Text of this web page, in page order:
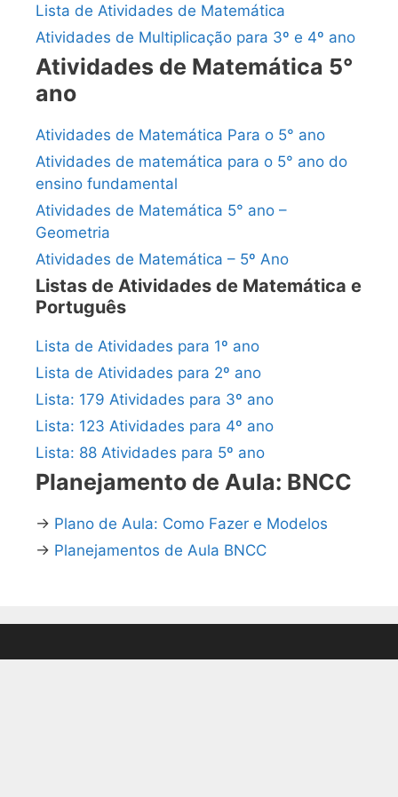
Lista de Atividades de Matemática
Atividades de Multiplicação para 3º e 4º ano
Atividades de Matemática 5°
ano
Atividades de Matemática Para o 5° ano
Atividades de matemática para o 5° ano do
ensino fundamental
Atividades de Matemática 5° ano –
Geometria
Atividades de Matemática – 5º Ano
Listas de Atividades de Matemática e
Português
Lista de Atividades para 1º ano
Lista de Atividades para 2º ano
Lista: 179 Atividades para 3º ano
Lista: 123 Atividades para 4º ano
Lista: 88 Atividades para 5º ano
Planejamento de Aula: BNCC
→ Plano de Aula: Como Fazer e Modelos
→ Planejamentos de Aula BNCC